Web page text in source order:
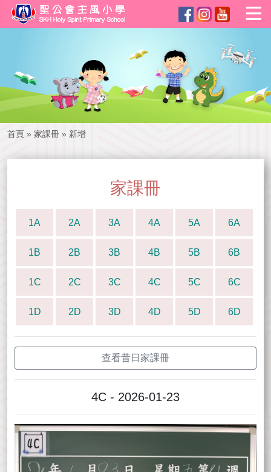
首頁 » 家課冊 » 新增
家課冊
1A 2A 3A 4A 5A 6A
1B 2B 3B 4B 5B 6B
1C 2C 3C 4C 5C 6C
1D 2D 3D 4D 5D 6D
查看昔日家課冊
4C - 2026-01-23